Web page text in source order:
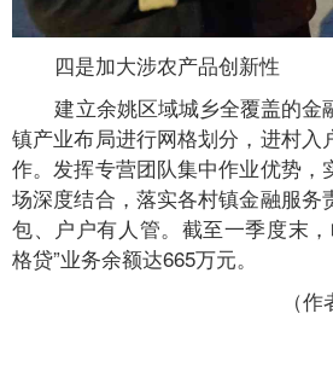
四是加大涉农产品创新性
建立余姚区域城乡全覆盖的金
镇产业布局进行网格划分，进村入
作。发挥专营团队集中作业优势，
场深度结合，落实各村镇金融服务
包、户户有人管。截至一季度末
格贷”业务余额达665万元。
（